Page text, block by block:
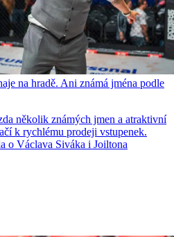
na hradě. Ani známá jména podle
několik známých jmen a atraktivní
k rychlému prodeji vstupenek.
o Václava Siváka i Joiltona